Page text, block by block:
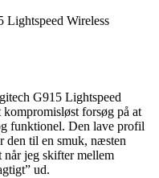
G915 Lightspeed
forsøg på at
funktionel. Den lave profil
den til en smuk, næsten
jeg skifter mellem
ud.